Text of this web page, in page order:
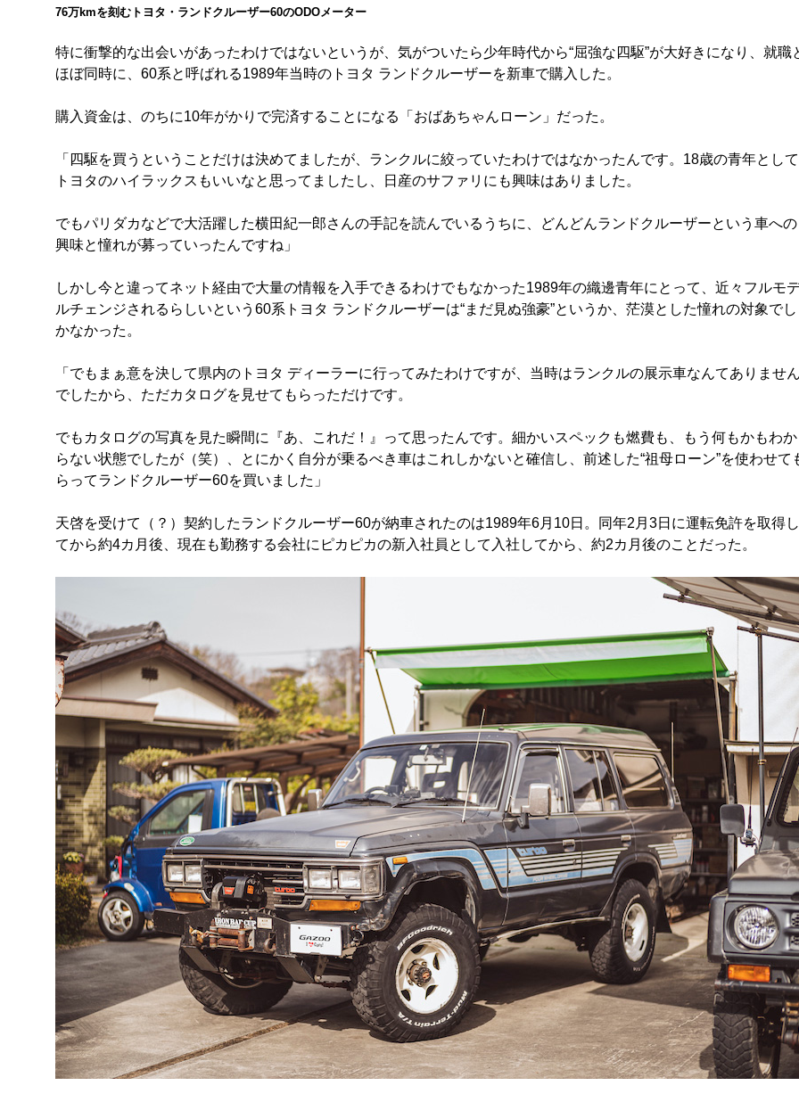
76万kmを刻むトヨタ・ランドクルーザー60のODOメーター
特に衝撃的な出会いがあったわけではないというが、気がついたら少年時代から“屈強な四駆”が大好きになり、就職
ほぼ同時に、60系と呼ばれる1989年当時のトヨタ ランドクルーザーを新車で購入した。
購入資金は、のちに10年がかりで完済することになる「おばあちゃんローン」だった。
「四駆を買うということだけは決めてましたが、ランクルに絞っていたわけではなかったんです。18歳の青年として
トヨタのハイラックスもいいなと思ってましたし、日産のサファリにも興味はありました。
でもパリダカなどで大活躍した横田紀一郎さんの手記を読んでいるうちに、どんどんランドクルーザーという車への
興味と憧れが募っていったんですね」
しかし今と違ってネット経由で大量の情報を入手できるわけでもなかった1989年の織邊青年にとって、近々フルモ
ルチェンジされるらしいという60系トヨタ ランドクルーザーは“まだ見ぬ強豪”というか、茫漠とした憧れの対象でし
かなかった。
「でもまぁ意を決して県内のトヨタ ディーラーに行ってみたわけですが、当時はランクルの展示車なんてありませ
でしたから、ただカタログを見せてもらっただけです。
でもカタログの写真を見た瞬間に『あ、これだ！』って思ったんです。細かいスペックも燃費も、もう何もかもわか
らない状態でしたが（笑）、とにかく自分が乗るべき車はこれしかないと確信し、前述した“祖母ローン”を使わせて
らってランドクルーザー60を買いました」
天啓を受けて（？）契約したランドクルーザー60が納車されたのは1989年6月10日。同年2月3日に運転免許を取得し
てから約4カ月後、現在も勤務する会社にピカピカの新入社員として入社してから、約2カ月後のことだった。